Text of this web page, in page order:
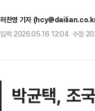
허찬영 기자
입력 2026.05.16 12:04 수정
박균택, 조